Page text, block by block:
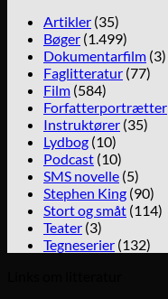
Artikler (35)
Bøger (1.499)
Dokumentarfilm (3)
Faglitteratur (77)
Film (584)
Forfatterportrætter
Instruktører (35)
Lydbog (10)
Podcast (10)
SMS novelle (5)
Stephen King (90)
Stort og småt (114)
Teater (3)
Tegneserier (132)